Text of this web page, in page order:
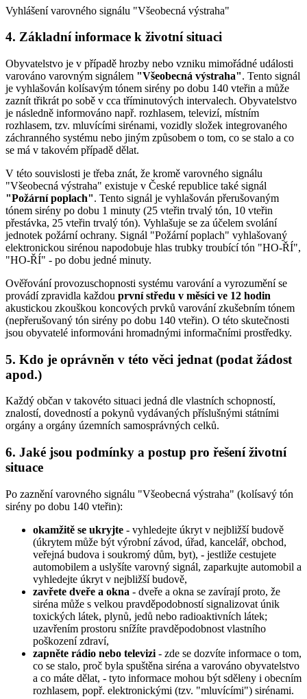
Vyhlášení varovného signálu "Všeobecná výstraha"
4. Základní informace k životní situaci
Obyvatelstvo je v případě hrozby nebo vzniku mimořádné události
varováno varovným signálem "Všeobecná výstraha". Tento signál
je vyhlašován kolísavým tónem sirény po dobu 140 vteřin a může
zaznít třikrát po sobě v cca tříminutových intervalech. Obyvatelstvo
je následně informováno např. rozhlasem, televizí, místním
rozhlasem, tzv. mluvícími sirénami, vozidly složek integrovaného
záchranného systému nebo jiným způsobem o tom, co se stalo a co
se má v takovém případě dělat.
V této souvislosti je třeba znát, že kromě varovného signálu
"Všeobecná výstraha" existuje v České republice také signál
"Požární poplach". Tento signál je vyhlašován přerušovaným
tónem sirény po dobu 1 minuty (25 vteřin trvalý tón, 10 vteřin
přestávka, 25 vteřin trvalý tón). Vyhlašuje se za účelem svolání
jednotek požární ochrany. Signál "Požární poplach" vyhlašovaný
elektronickou sirénou napodobuje hlas trubky troubící tón "HO-ŘÍ",
"HO-ŘÍ" - po dobu jedné minuty.
Ověřování provozuschopnosti systému varování a vyrozumění se
provádí zpravidla každou první středu v měsíci ve 12 hodin
akustickou zkouškou koncových prvků varování zkušebním tónem
(nepřerušovaný tón sirény po dobu 140 vteřin). O této skutečnosti
jsou obyvatelé informováni hromadnými informačními prostředky.
5. Kdo je oprávněn v této věci jednat (podat žádost
apod.)
Každý občan v takovéto situaci jedná dle vlastních schopností,
znalostí, dovedností a pokynů vydávaných příslušnými státními
orgány a orgány územních samosprávných celků.
6. Jaké jsou podmínky a postup pro řešení životní
situace
Po zaznění varovného signálu "Všeobecná výstraha" (kolísavý tón
sirény po dobu 140 vteřin):
okamžitě se ukryjte - vyhledejte úkryt v nejbližší budově
(úkrytem může být výrobní závod, úřad, kancelář, obchod,
veřejná budova i soukromý dům, byt), - jestliže cestujete
automobilem a uslyšíte varovný signál, zaparkujte automobil a
vyhledejte úkryt v nejbližší budově,
zavřete dveře a okna - dveře a okna se zavírají proto, že
siréna může s velkou pravděpodobností signalizovat únik
toxických látek, plynů, jedů nebo radioaktivních látek;
uzavřením prostoru snížíte pravděpodobnost vlastního
poškození zdraví,
zapněte rádio nebo televizi - zde se dozvíte informace o tom,
co se stalo, proč byla spuštěna siréna a varováno obyvatelstvo
a co máte dělat, - tyto informace mohou být sděleny i obecním
rozhlasem, popř. elektronickými (tzv. "mluvícími") sirénami.